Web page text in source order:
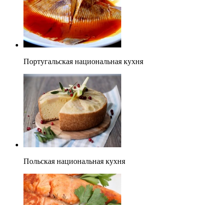
Португальская национальная кухня
Польская национальная кухня